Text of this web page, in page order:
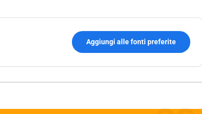
Aggiungi alle fonti preferite